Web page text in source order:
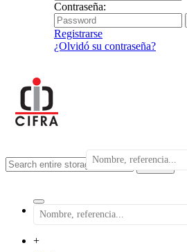
Contraseña:
Registrarse
¿Olvidó su contraseña?
search
+